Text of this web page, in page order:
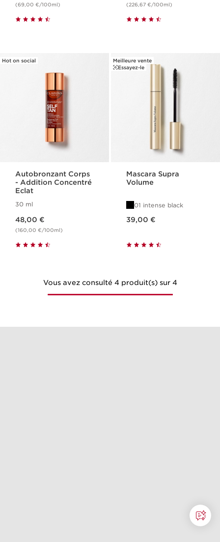
(69,00 €/100ml) (226,67 €/100ml)
Hot on social
Autobronzant Corps​
- Addition Concentré
Eclat
30 ml
48,00 €
(160,00 €/100ml)
Meilleure vente
Essayez-le
Mascara Supra
Volume
01 intense black
39,00 €
Vous avez consulté 4 produit(s) sur 4